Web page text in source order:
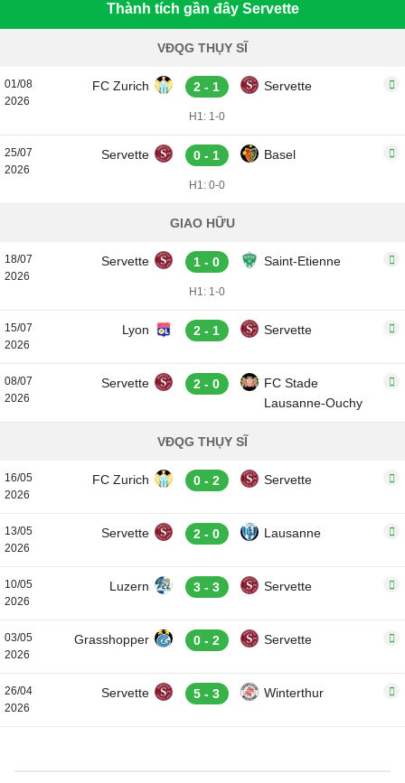
Thành tích gần đây Servette
VĐQG THỤY SĨ
01/08
2026
FC Zurich 2 - 1 Servette
H1: 1-0
25/07
2026
Servette 0 - 1 Basel
H1: 0-0
GIAO HỮU
18/07
2026
Servette 1 - 0 Saint-Etienne
H1: 1-0
15/07
2026
Lyon 2 - 1 Servette
08/07
2026
Servette 2 - 0
FC Stade
Lausanne-Ouchy
VĐQG THỤY SĨ
16/05
2026
FC Zurich 0 - 2 Servette
13/05
2026
Servette 2 - 0 Lausanne
10/05
2026
Luzern 3 - 3 Servette
03/05
2026
Grasshopper 0 - 2 Servette
26/04
2026
Servette 5 - 3 Winterthur